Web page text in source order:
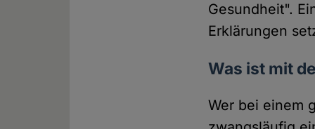
Gesundheit".
Erklärungen
Was ist mit
Wer bei einem